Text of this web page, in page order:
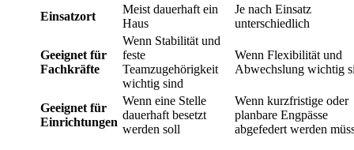
Einsatzort
Meist dauerhaft ein
Haus
Je nach Einsatz
unterschiedlich
Geeignet für
Fachkräfte
Wenn Stabilität und
feste
Teamzugehörigkeit
wichtig sind
Wenn Flexibilität und
Abwechslung wichtig
Geeignet für
Einrichtungen
Wenn eine Stelle
dauerhaft besetzt
werden soll
Wenn kurzfristige oder
planbare Engpässe
abgefedert werden